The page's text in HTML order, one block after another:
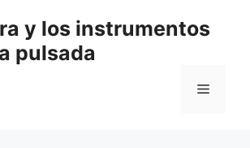
y los instrumentos
pulsada
Menú